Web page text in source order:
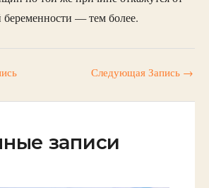
беременности — тем более.
Следующая Запись →
записи